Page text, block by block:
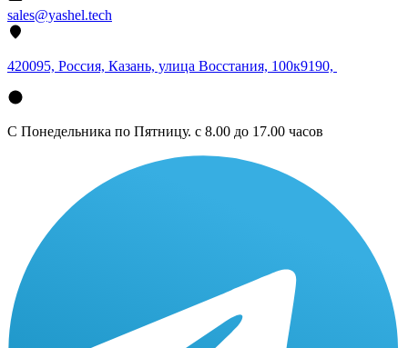
sales@yashel.tech
420095, Россия, Казань, улица Восстания, 100к9190,
С Понедельника по Пятницу. с 8.00 до 17.00 часов